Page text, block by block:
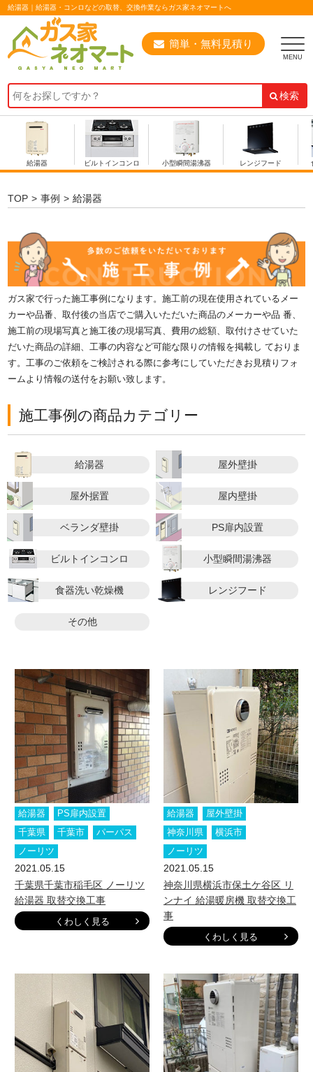
給湯器｜給湯器・コンロなどの取替、交換作業ならガス家ネオマートへ
簡単・無料見積り
検索
給湯器 ビルトインコンロ 小型瞬間湯沸器 レンジフード
TOP 事例 給湯器
ガス家で行った施工事例になります。施工前の現在使用されているメー
カーや品番、取付後の当店でご購入いただいた商品のメーカーや品 番、
施工前の現場写真と施工後の現場写真、費用の総額、取付けさせていた
だいた商品の詳細、工事の内容など可能な限りの情報を掲載し ておりま
す。工事のご依頼をご検討される際に参考にしていただきお見積りフォ
ームより情報の送付をお願い致します。
施工事例の商品カテゴリー
給湯器 屋外壁掛
屋外据置 屋内壁掛
ベランダ壁掛 PS扉内設置
ビルトインコンロ 小型瞬間湯沸器
食器洗い乾燥機 レンジフード
その他
給湯器
PS扉内設置
千葉県
千葉市
パーパス
ノーリツ
2021.05.15
千葉県千葉市稲毛区 ノーリツ
給湯器 取替交換工事
くわしく見る
給湯器
屋外壁掛
神奈川県
横浜市
ノーリツ
2021.05.15
神奈川県横浜市保土ケ谷区 リ
ンナイ 給湯暖房機 取替交換工
事
くわしく見る